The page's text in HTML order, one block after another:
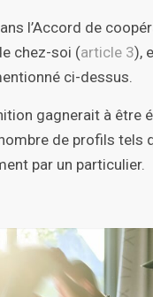
l’Accord de
chez-soi (article 3),
ci-dessus.
gagnerait à être
de profils tels
par un particulier.